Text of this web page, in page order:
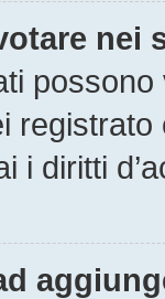
nei
i diritti